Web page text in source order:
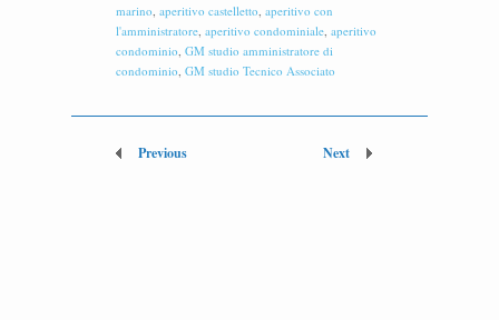
marino aperitivo castelletto aperitivo con
l'amministratore aperitivo condominiale aperitivo
condominio GM studio amministratore di
condominio GM studio Tecnico Associato
Previous Next